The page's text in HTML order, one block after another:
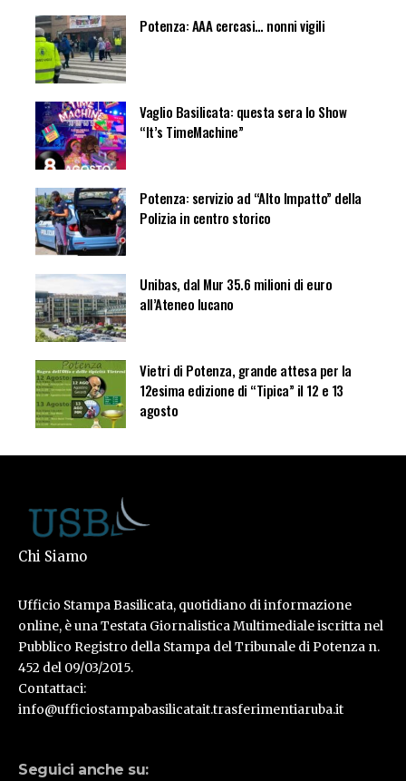
Potenza: AAA cercasi… nonni vigili
Vaglio Basilicata: questa sera lo Show
“It’s TimeMachine”
Potenza: servizio ad “Alto Impatto” della
Polizia in centro storico
Unibas, dal Mur 35.6 milioni di euro
all’Ateneo lucano
Vietri di Potenza, grande attesa per la
12esima edizione di “Tipica” il 12 e 13
agosto
Chi Siamo
Ufficio Stampa Basilicata, quotidiano di informazione
online, è una Testata Giornalistica Multimediale iscritta nel
Pubblico Registro della Stampa del Tribunale di Potenza n.
452 del 09/03/2015.
Contattaci:
info@ufficiostampabasilicatait.trasferimentiaruba.it
Seguici anche su: